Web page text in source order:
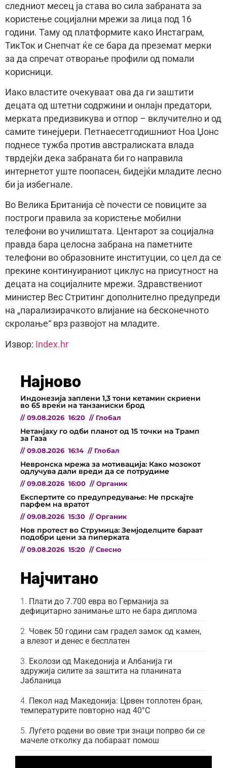
следниот месец ја става во сила забраната за
користење социјални мрежи за лица под 16
години. Таму од платформите како Инстаграм,
ТикТок и Снепчат ќе се бара да преземат мерки
за да спречат отворање профили од помали
корисници.
Иако властите очекуваат ова да ги заштити
децата од штетни содржини и онлајн предатори,
мерката предизвикува и отпор – вклучително и од
самите тинејџери. Петнаесетгодишниот Ноа Џонс
поднесе тужба против австралиската влада
тврдејќи дека забраната би го направила
интернетот уште поопасен, бидејќи младите лесно
би ја избегнале.
Во Велика Британија сè почести се повиците за
построги правила за користење мобилни
телефони во училиштата. Центарот за социјална
правда бара целосна забрана на паметните
телефони во образовните институции, со цел да се
прекине континуираниот циклус на присутност на
децата на социјалните мрежи. Здравствениот
министер Вес Стритинг дополнително предупреди
на „парализирачкото влијание на бесконечното
скролање“ врз развојот на младите.
Извор: Index.hr
Најново
Индонезија заплени 1,3 тони кетамин скриени
во 65 вреќи на танзаниски брод
// 09.08.2026 16:20 // Глобал
Нетанјаху го одби планот од 15 точки на Трамп
за Газа
// 09.08.2026 16:14 // Глобал
Невронска мрежа за мотивација: Како мозокот
одлучува дали вреди да се потрудиме
// 09.08.2026 16:00 // Органик
Експертите со предупредување: Не прскајте
парфем на вратот
// 09.08.2026 15:30 // Органик
Нов протест во Струмица: Земјоделците бараат
подобри цени за пиперката
// 09.08.2026 15:20 // Свесно
Најчитано
Плати до 7.700 евра во Германија за
дефицитарно занимање што не бара диплома
Човек 50 години сам градел замок од камен,
а влезот и денес е бесплатен
Еколози од Македонија и Албанија ги
здружија силите за заштита на планината
Јабланица
Пекол над Македонија: Црвен топлотен бран,
температурите повторно над 40°C
Луѓето родени во овие три знаци попрво би се
мачеле отколку да побараат помош